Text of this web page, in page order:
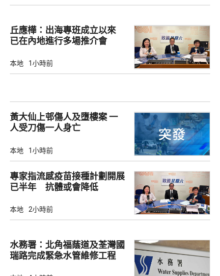
丘應樺：出海專班成立以來
已在內地進行多場推介會
本地 1小時前
黃大仙上邨傷人及墮樓案 一
人受刀傷一人身亡
本地 1小時前
專家指流感疫苗接種計劃開展
已半年 抗體或會降低
本地 2小時前
水務署：北角福蔭道及荃灣國
瑞路完成緊急水管維修工程